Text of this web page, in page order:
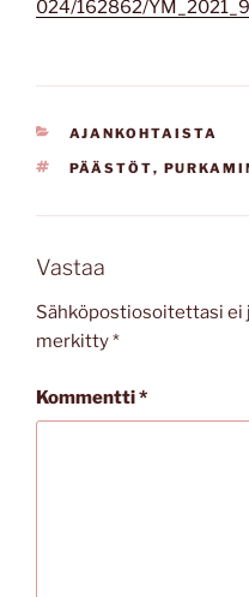
024/162862/
KATEGORIAT
AJANKOHTAISTA
AVAINSANAT
PÄÄSTÖT,
Vastaa
Sähköpostiosoitettasi ei
merkitty*
Kommentti*